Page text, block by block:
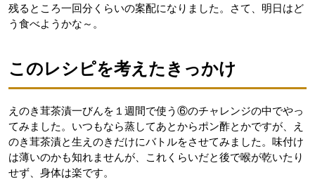
残るところ一回分くらいの案配になりました。さて、明日はど
う食べようかな～。
このレシピを考えたきっかけ
えのき茸茶漬一びんを１週間で使う⑥のチャレンジの中でやっ
てみました。いつもなら蒸してあとからポン酢とかですが、え
のき茸茶漬と生えのきだけにバトルをさせてみました。味付け
は薄いのかも知れませんが、これくらいだと後で喉が乾いたり
せず、身体は楽です。